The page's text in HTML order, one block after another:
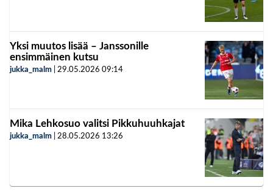
Yksi muutos lisää – Janssonille
ensimmäinen kutsu
jukka_malm 29.05.2026 09:14
Mika Lehkosuo valitsi Pikkuhuuhkajat
jukka_malm 28.05.2026 13:26